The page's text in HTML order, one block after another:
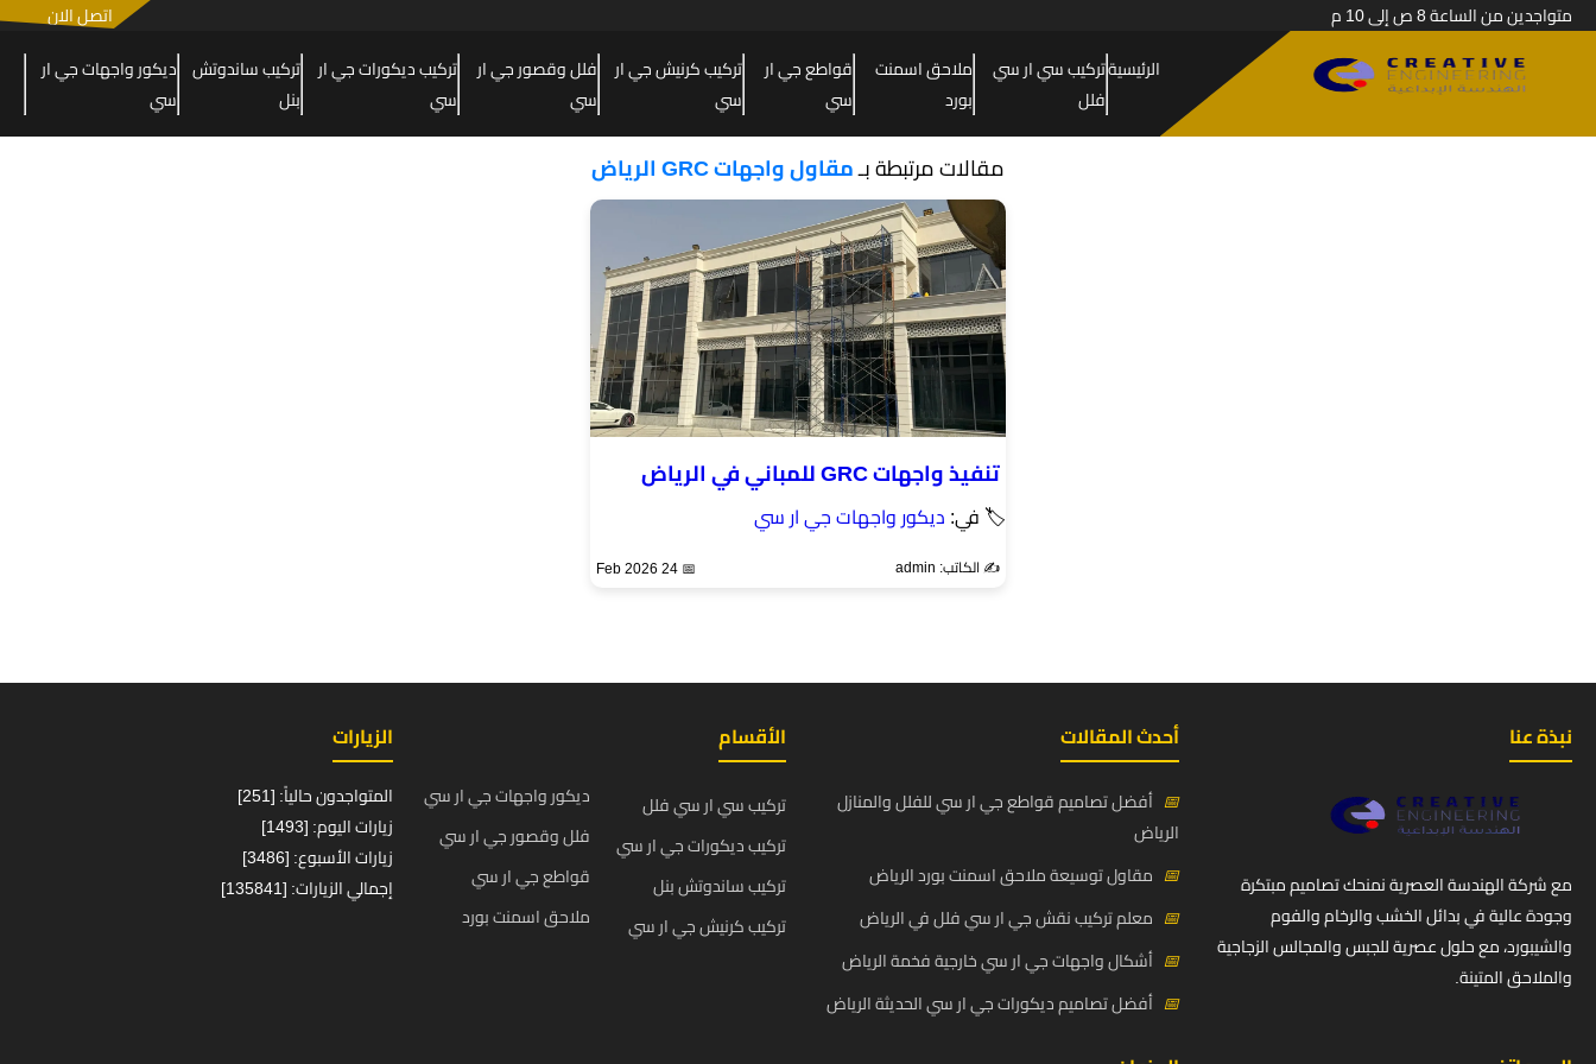
متواجدين من الساعة 8 ص إلى 10 م
اتصل الان
الرئيسيةتركيب سي ار سي
فلل
ملاحق اسمنت
بورد
قواطع جي ار
سي
تركيب كرنيش جي ار
سي
فلل وقصور جي ار
سي
تركيب ديكورات جي ار
سي
تركيب ساندوتش
بنل
ديكور واجهات جي ار
سي
مقالات مرتبطة بـمقاول واجهات GRC الرياض
تنفيذ واجهات GRC للمباني في الرياض
🏷 في: ديكور واجهات جي ار سي
✍️ الكاتب: admin 📅 24 Feb 2026
نبذة عنا
مع شركة الهندسة العصرية نمنحك تصاميم مبتكرة
وجودة عالية في بدائل الخشب والرخام والفوم
والشيبورد، مع حلول عصرية للجبس والمجالس الزجاجية
والملاحق المتينة.
أحدث المقالات
📅 أفضل تصاميم قواطع جي ار سي للفلل والمنازل
الرياض
📅 مقاول توسيعة ملاحق اسمنت بورد الرياض
📅 معلم تركيب نقش جي ار سي فلل في الرياض
📅 أشكال واجهات جي ار سي خارجية فخمة الرياض
📅 أفضل تصاميم ديكورات جي ار سي الحديثة الرياض
الأقسام
تركيب سي ار سي فلل
تركيب ديكورات جي ار سي
تركيب ساندوتش بنل
تركيب كرنيش جي ار سي
ديكور واجهات جي ار سي
فلل وقصور جي ار سي
قواطع جي ار سي
ملاحق اسمنت بورد
الزيارات
المتواجدون حالياً: [251]
زيارات اليوم: [1493]
زيارات الأسبوع: [3486]
إجمالي الزيارات: [135841]